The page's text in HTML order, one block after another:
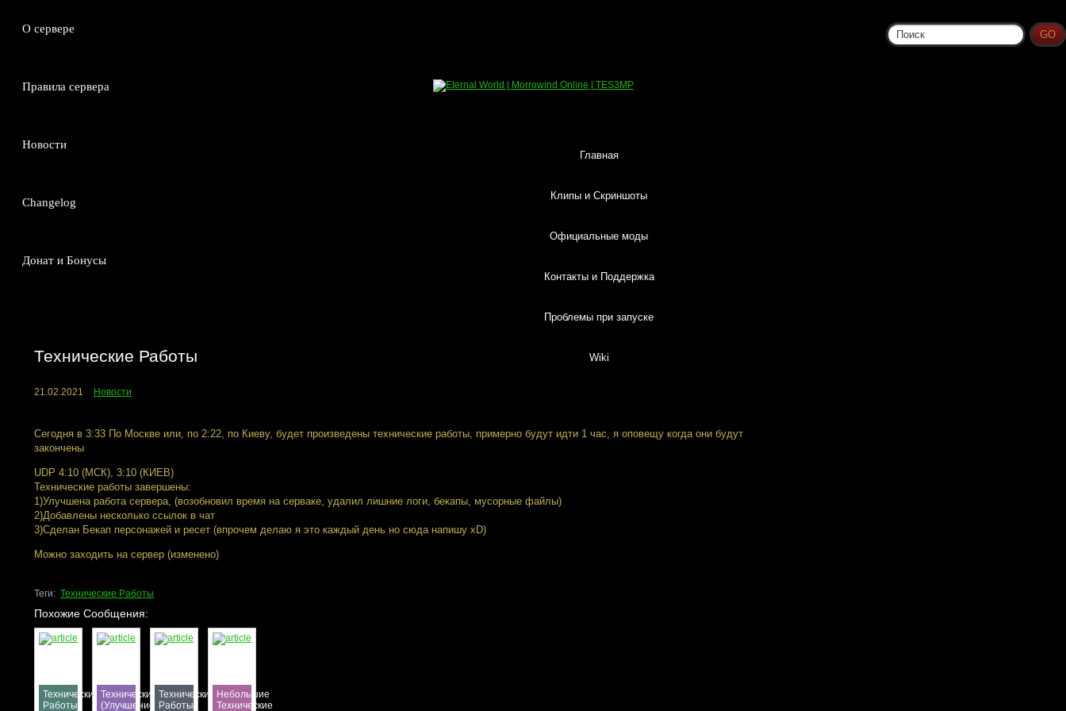
О сервере
Правила сервера
Новости
Changelog
Донат и Бонусы
Главная
Клипы и Скриншоты
Официальные моды
Контакты и Поддержка
Проблемы при запуске
Wiki
Технические Работы
21.02.2021 Новости
Сегодня в 3:33 По Москве или, по 2:22, по Киеву, будет произведены технические работы, примерно будут идти 1 час, я оповещу когда они будут
закончены
UDP 4:10 (МСК), 3:10 (КИЕВ)
Технические работы завершены:
1)Улучшена работа сервера, (возобновил время на серваке, удалил лишние логи, бекапы, мусорные файлы)
2)Добавлены несколько ссылок в чат
3)Сделан Бекап персонажей и ресет (впрочем делаю я это каждый день но сюда напишу xD)
Можно заходить на сервер (изменено)
Теги: Технические Работы
Похожие Сообщения:
Технические
Работы
Технические Работы
(Улучшение
Технические
Работы
Небольшие
Технические